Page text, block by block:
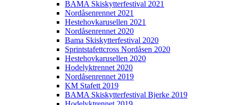
BAMA Skiskytterfestival 2021
Nordåsenrennet 2021
Hestehovkarusellen 2021
Nordåsenrennet 2020
Bama Skiskytterfestival 2020
Sprintstafettcross Nordåsen 2020
Hestehovkarusellen 2020
Hodelyktrennet 2020
Nordåsenrennet 2019
KM Stafett 2019
BAMA Skiskytterfestival Bjerke 2019